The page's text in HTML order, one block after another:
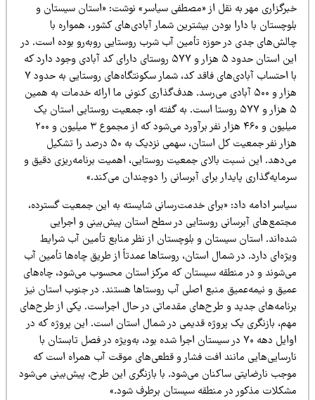
مهر به نقل از «مصطفی سیاسر» نوشت: «استان سیستان و
با دارا بودن بیشترین شمار آبادی‌های کشور، همواره با
جدی در حوزه تأمین آب شرب روستایی روبه‌رو بوده است. در
این استان حدود ۵ هزار و ۵۷۷ روستای دارای کد آبادی وجود دارد که
با احتساب آبادی‌های فاقد کد، شمار سکونتگاه‌های روستایی به حدود ۷
هزار و ۵۰۰ آبادی می‌رسد. هدف‌گذاری کنونی ما ارائه خدمات به همین
۵ هزار و ۵۷۷ روستا است. به گفته او، جمعیت روستایی استان یک
میلیون و ۴۶۰ هزار نفر برآورد می‌شود که از مجموع ۳ میلیون و ۲۰۰
هزار نفر جمعیت کل استان، سهمی نزدیک به ۵۰ درصد را تشکیل
این نسبت بالای جمعیت روستایی، اهمیت برنامه‌ریزی دقیق و
پایدار برای آبرسانی را دوچندان می‌کند.»
ادامه داد: «برای خدمت‌رسانی شایسته به این جمعیت گسترده،
آبرسانی روستایی در سطح استان پیش‌بینی و اجرایی
استان سیستان و بلوچستان از نظر منابع تأمین آب شرایط
دارد. در شمال استان، روستاها عمدتاً از طریق چاه‌ها تأمین آب
و در منطقه سیستان که مرکز استان محسوب می‌شود، چاه‌های
و نیمه‌عمیق منبع اصلی آب روستاها هستند. در جنوب استان نیز
جدید و طرح‌های مقدماتی در حال اجراست. یکی از طرح‌های
بازنگری یک پروژه قدیمی در شمال استان است. این پروژه که در
اوایل دهه ۷۰ در سیستان اجرا شده بود، به‌ویژه در فصل تابستان با
مانند افت فشار و قطعی‌های موقت آب همراه است که
نارضایتی ساکنان می‌شود. با بازنگری این طرح، پیش‌بینی می‌شود
مذکور در منطقه سیستان برطرف شود.»